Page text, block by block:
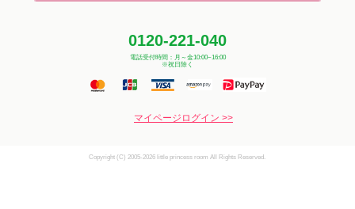
0120-221-040
電話受付時間：月～金10:00~16:00
※祝日除く
マイページログイン >>
Copyright (C) 2005-2026 little princess room All Rights Reserved.